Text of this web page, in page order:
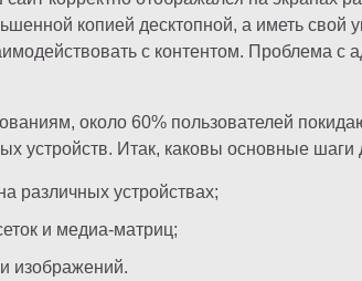
копией десктопной, а иметь
с контентом. Проблема
около 60% пользователей
устройств. Итак, каковы основные шаги
различных устройствах;
и медиа-матриц;
изображений.